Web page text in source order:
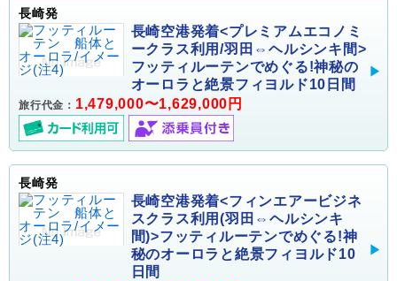
長崎発
長崎空港発着<プレミアムエコノミ
ークラス利用/羽田⇔ヘルシンキ間>
フッティルーテンでめぐる!神秘の
オーロラと絶景フィヨルド10日間
旅行代金： 1,479,000〜1,629,000円
長崎発
長崎空港発着<フィンエアービジネ
スクラス利用(羽田⇔ヘルシンキ
間)>フッティルーテンでめぐる!神
秘のオーロラと絶景フィヨルド10
日間